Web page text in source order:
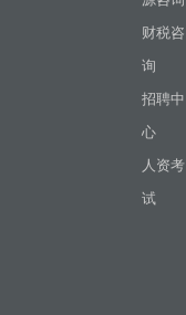
财税咨
询
招聘中
心
人资考
试